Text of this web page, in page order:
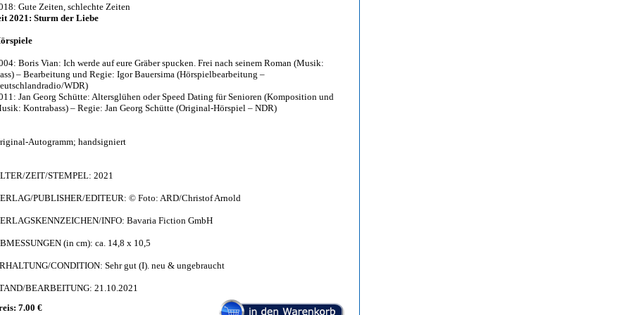
Gute Zeiten, schlechte Zeiten
2021: Sturm der Liebe
Boris Vian: Ich werde auf eure Gräber spucken. Frei nach seinem Roman (Musik:
– Bearbeitung und Regie: Igor Bauersima (Hörspielbearbeitung –
WDR)
Jan Georg Schütte: Altersglühen oder Speed Dating für Senioren (Komposition und
Kontrabass) – Regie: Jan Georg Schütte (Original-Hörspiel – NDR)
Autogramm; handsigniert
ZEIT/STEMPEL: 2021
PUBLISHER/EDITEUR: © Foto: ARD/Christof Arnold
INFO: Bavaria Fiction GmbH
(in cm): ca. 14,8 x 10,5
CONDITION: Sehr gut (I). neu & ungebraucht
BEARBEITUNG: 21.10.2021
7.00 €